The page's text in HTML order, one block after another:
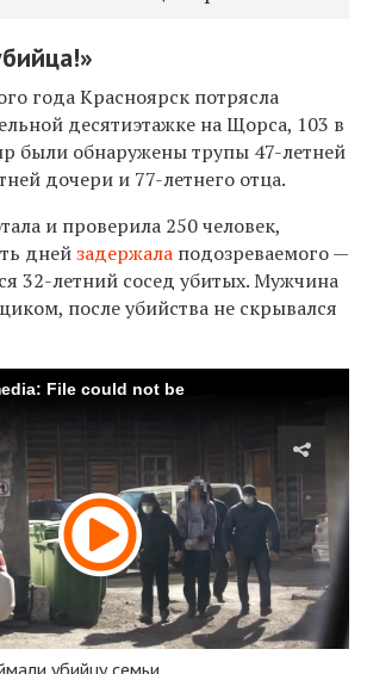
года Красноярск потрясла
десятиэтажке на Щорса, 103 в
были обнаружены трупы 47-летней
дочери и 77-летнего отца.
и проверила 250 человек,
днейзадержала подозреваемого —
32-летний сосед убитых. Мужчина
после убийства не скрывался
File could not be
убийцу семьи